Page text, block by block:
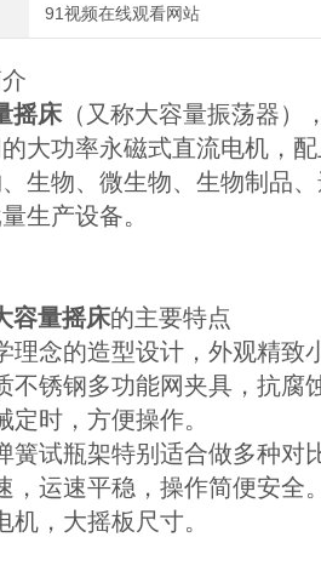
91视频在线观看网站
摇床（又称大容量振荡器）
大功率永磁式直流电机，
生物、微生物、生物制品
生产设备。
容量摇床的主要特点
理念的造型设计，外观精致
不锈钢多功能网夹具，抗腐
定时，方便操作。
簧试瓶架特别适合做多种对
，运速平稳，操作简便安全。
机，大摇板尺寸。